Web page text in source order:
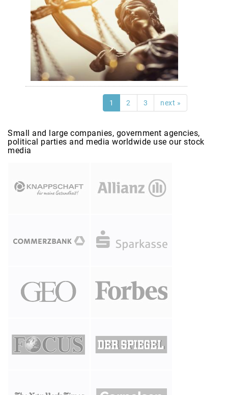
1 2 3 next »
Small and large companies, government agencies,
political parties and media worldwide use our stock
media